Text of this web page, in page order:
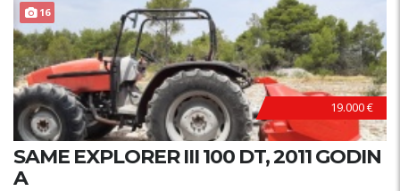
16
19.000 €
SAME EXPLORER III 100 DT, 2011 GODIN
A